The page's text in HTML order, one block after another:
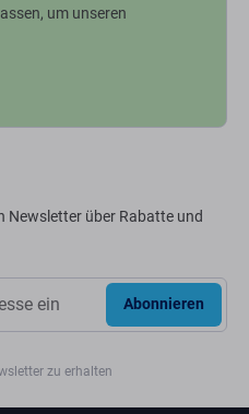
um unseren
Newsletter über Rabatte und
Abonnieren
zu erhalten